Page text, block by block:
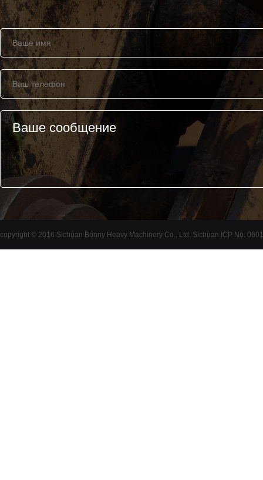
copyright © 2016 Sichuan Bonny Heavy Machinery Co., Ltd. Sichuan ICP No.